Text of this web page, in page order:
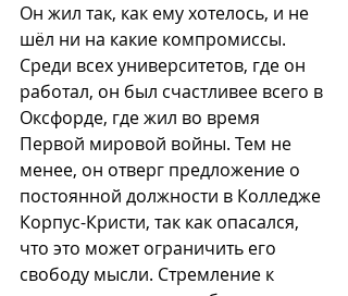
Он жил так, как ему хотелось, и не
шёл ни на какие компромиссы.
Среди всех университетов, где он
работал, он был счастливее всего в
Оксфорде, где жил во время
Первой мировой войны. Тем не
менее, он отверг предложение о
постоянной должности в Колледже
Корпус-Кристи, так как опасался,
что это может ограничить его
свободу мысли. Стремление к